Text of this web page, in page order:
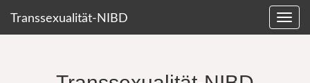
Transsexualität-NIBD